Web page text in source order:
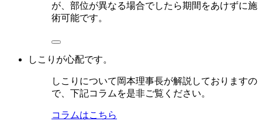
が、部位が異なる場合でしたら期間をあけずに施
術可能です。
しこりが心配です。
しこりについて岡本理事長が解説しておりますの
で、下記コラムを是非ご覧ください。
コラムはこちら